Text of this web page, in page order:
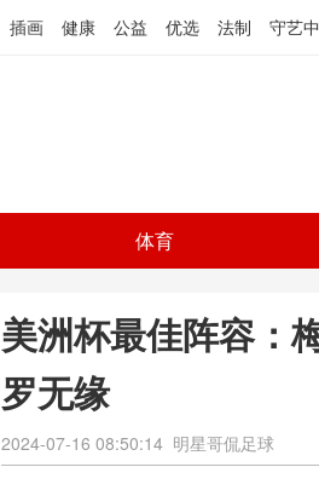
插画 健康 公益 优选 法制 守艺
体育
美洲杯最佳阵容：
罗无缘
2024-07-16 08:50:14 明星哥侃足球